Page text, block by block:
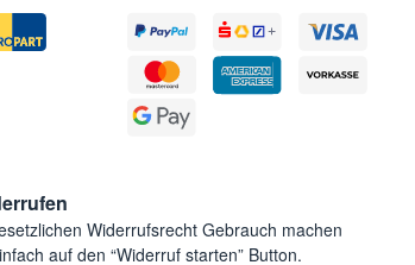
Widerrufsrecht Gebrauch machen
auf den “Widerruf starten” Button.